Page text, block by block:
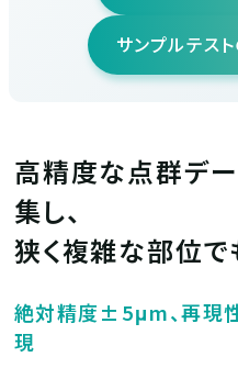
サンプルテス
高精度な点群デ
集し、
狭く複雑な部位
絶対精度±5μm、再現
現